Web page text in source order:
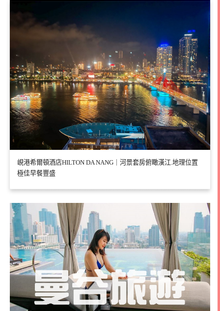
峴港希爾頓酒店HILTON DA NANG｜河景套房俯瞰漢江.地理位置
極佳早餐豐盛